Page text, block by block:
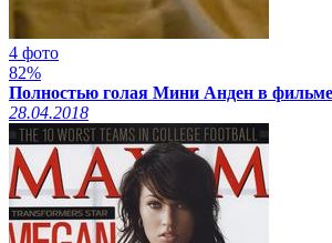
4 фото
82%
Полностью голая Мини Анден в
28.04.2018